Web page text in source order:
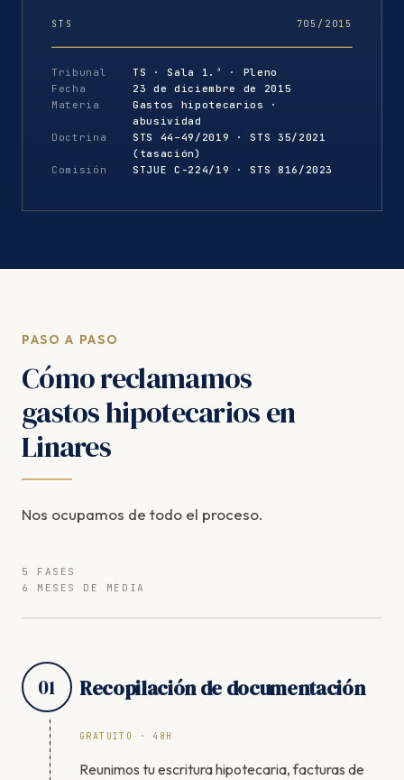
STS 705/2015
Tribunal
TS · Sala 1.ª · Pleno
Fecha
23 de diciembre de 2015
Materia
Gastos hipotecarios ·
abusividad
Doctrina
STS 44–49/2019 · STS 35/2021
(tasación)
Comisión
STJUE C-224/19 · STS 816/2023
PASO A PASO
Cómo reclamamos
gastos hipotecarios en
Linares
Nos ocupamos de todo el proceso.
5 FASES
6 MESES DE MEDIA
01 Recopilación de documentación
GRATUITO · 48H
Reunimos tu escritura hipotecaria, facturas de